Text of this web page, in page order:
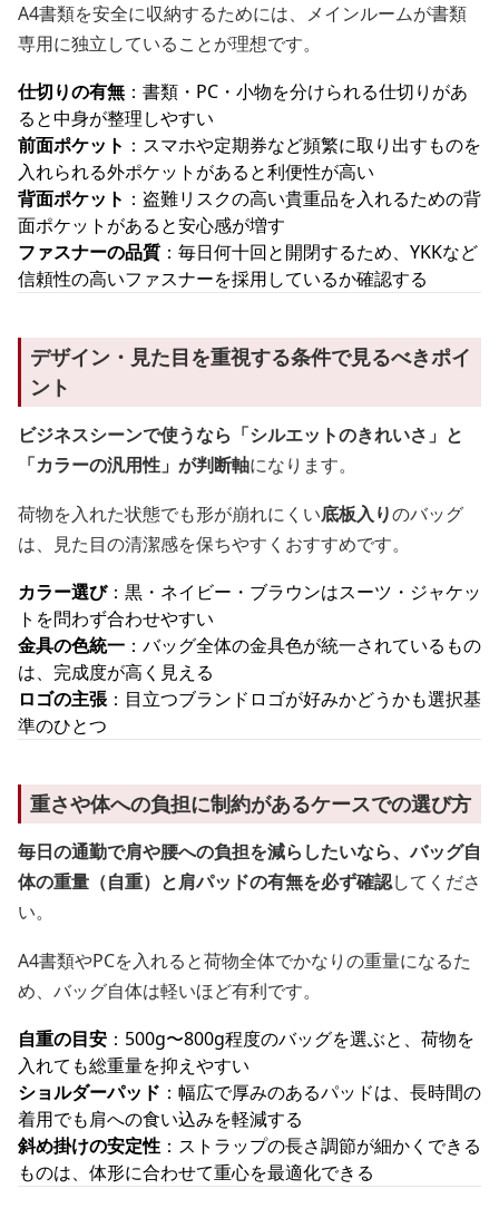
A4書類を安全に収納するためには、メインルームが書類
専用に独立していることが理想です。
仕切りの有無 ：書類・PC・小物を分けられる仕切りがあ
ると中身が整理しやすい
前面ポケット ：スマホや定期券など頻繁に取り出すものを
入れられる外ポケットがあると利便性が高い
背面ポケット ：盗難リスクの高い貴重品を入れるための背
面ポケットがあると安心感が増す
ファスナーの品質 ：毎日何十回と開閉するため、YKKなど
信頼性の高いファスナーを採用しているか確認する
デザイン・見た目を重視する条件で見るべきポイ
ント
ビジネスシーンで使うなら「シルエットのきれいさ」と
「カラーの汎用性」が判断軸になります。
荷物を入れた状態でも形が崩れにくい底板入りのバッグ
は、見た目の清潔感を保ちやすくおすすめです。
カラー選び：黒・ネイビー・ブラウンはスーツ・ジャケッ
トを問わず合わせやすい
金具の色統一 ：バッグ全体の金具色が統一されているもの
は、完成度が高く見える
ロゴの主張：目立つブランドロゴが好みかどうかも選択基
準のひとつ
重さや体への負担に制約があるケースでの選び方
毎日の通勤で肩や腰への負担を減らしたいなら、バッグ自
体の重量（自重）と肩パッドの有無を必ず確認してくださ
い。
A4書類やPCを入れると荷物全体でかなりの重量になるた
め、バッグ自体は軽いほど有利です。
自重の目安 ：500g〜800g程度のバッグを選ぶと、荷物を
入れても総重量を抑えやすい
ショルダーパッド ：幅広で厚みのあるパッドは、長時間の
着用でも肩への食い込みを軽減する
斜め掛けの安定性 ：ストラップの長さ調節が細かくできる
ものは、体形に合わせて重心を最適化できる